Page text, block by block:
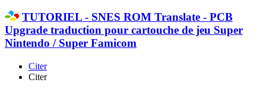
TUTORIEL - SNES ROM Translate - PCB
Upgrade traduction pour cartouche de jeu Super
Nintendo / Super Famicom
Citer
Citer